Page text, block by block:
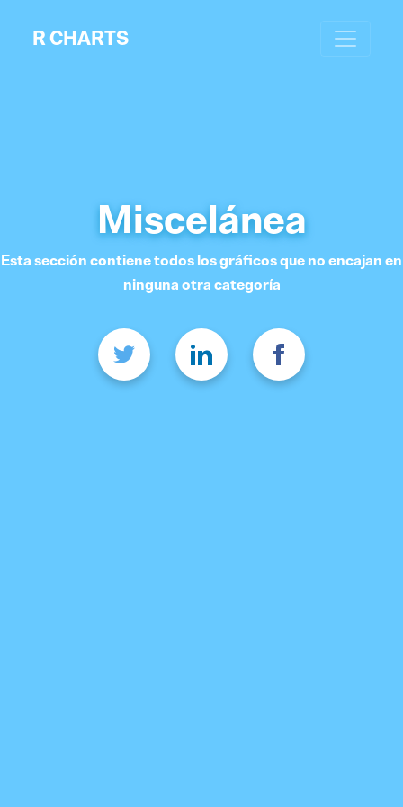
R CHARTS
Miscelánea
Esta sección contiene todos los gráficos que no encajan en
ninguna otra categoría